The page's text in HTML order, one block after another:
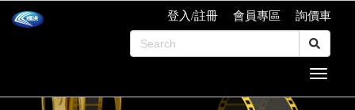
登入/註冊 會員專區 詢價車